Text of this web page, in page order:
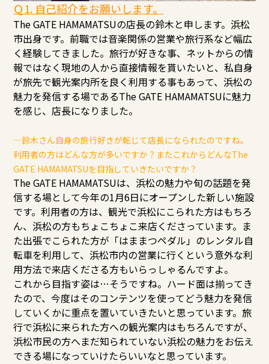
Ｑ1. 自己紹介をお願いします。
The GATE HAMAMATSUの店長の鈴木と申します。浜松
市出身です。前職では音楽関係の営業や旅行系など幅広
く経験してきました。旅行が好きな事、ネットからの情
報ではなく現地の人から直接情報を貰いたいと、私自身
が旅先で観光案内所を良く利用する事もあって、浜松の
魅力を発信する場であるThe GATE HAMAMATSUに魅力
を感じ、店長になりました。
―鈴木さん自身の旅行好きが転じて店長になられたのですね。
利用者の方はどんな方が多いですか？またこれからどんなThe
GATE HAMAMATSUを目指していきたいですか？
The GATE HAMAMATSUは、浜松の魅力や旬の話題を発
信する場として今年の1月6日にオープンした新しい施設
です。利用者の方は、観光で浜松にこられた方はもちろ
ん、浜松の方もちょこちょこ来店くださっています。ま
た出張でこられた方が「はままつペダル」のレンタル自
転車を利用して、浜松市内の営業に行くという意外な利
用方法で来店くださる方もいらっしゃるんですよ。
これから目指す姿は…そうですね。ハード面は揃ってき
たので、今度はそのコンテンツを使ってどう魅力を発信
していくかに重点を置いていきたいと思っています。旅
行で浜松に来られた方への観光案内はもちろんですが、
浜松市民の方へまだ知られていない浜松の魅力をお伝え
できる場になっていけたらいいなと思っています。